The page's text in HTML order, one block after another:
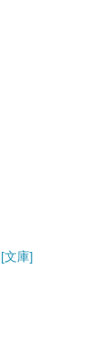
文庫]